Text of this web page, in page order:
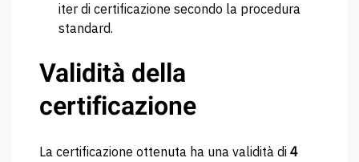
iter di certificazione secondo la procedura
standard.
Validità della
certificazione
La certificazione ottenuta ha una validità di 4